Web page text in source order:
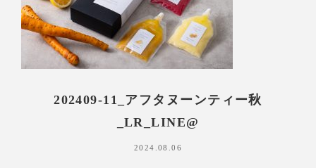
202409-11_アフタヌーンティー秋
_LR_LINE@
2024.08.06